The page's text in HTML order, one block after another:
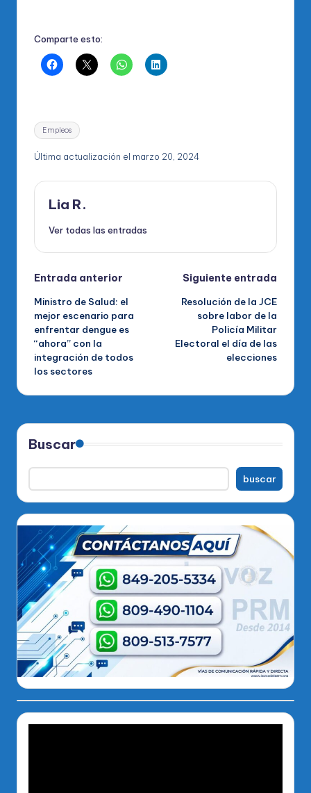
Comparte esto:
Etiquetas:
Empleos
Última actualización el marzo 20, 2024
Lia R.
Ver todas las entradas
Navegación
de
entradas
Entrada anterior
Ministro de Salud: el
mejor escenario para
enfrentar dengue es
“ahora” con la
integración de todos
los sectores
Siguiente entrada
Resolución de la JCE
sobre labor de la
Policía Militar
Electoral el día de las
elecciones
Buscar
buscar